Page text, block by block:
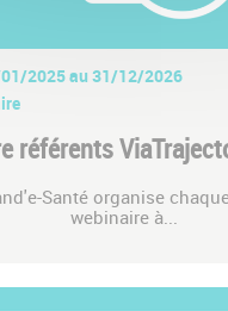
2025 au 31/12/2026
référents
Santé organise
webinaire à...